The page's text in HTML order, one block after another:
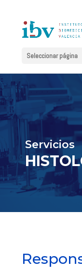
Seleccionar página
Servicios